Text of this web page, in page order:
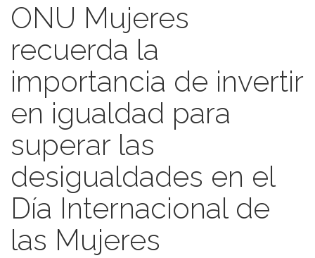
ONU Mujeres
recuerda la
importancia de invertir
en igualdad para
superar las
desigualdades en el
Día Internacional de
las Mujeres